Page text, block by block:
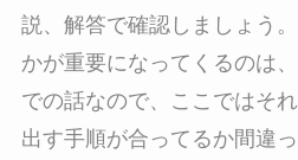
説、解答で確認しましょう
かが重要になってくるのは
での話なので、ここではそ
出す手順が合ってるか間違